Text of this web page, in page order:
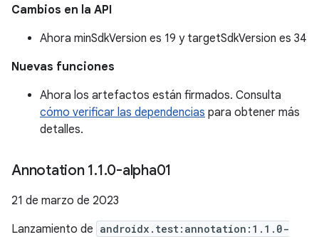
Cambios en la API
Ahora minSdkVersion es 19 y targetSdkVersion es 34
Nuevas funciones
Ahora los artefactos están firmados. Consulta
cómo verificar las dependencias para obtener más
detalles.
Annotation 1.1.0-alpha01
21 de marzo de 2023
Lanzamiento de androidx.test:annotation:1.1.0-